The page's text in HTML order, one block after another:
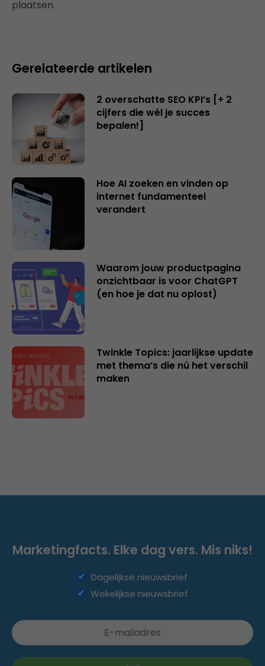
plaatsen.
Gerelateerde artikelen
2 overschatte SEO KPI’s [+ 2
cijfers die wél je succes
bepalen!]
Hoe AI zoeken en vinden op
internet fundamenteel
verandert
Waarom jouw productpagina
onzichtbaar is voor ChatGPT
(en hoe je dat nu oplost)
Twinkle Topics: jaarlijkse update
met thema’s die nú het verschil
maken
Marketingfacts. Elke dag vers. Mis niks!
Dagelijkse nieuwsbrief
Wekelijkse nieuwsbrief